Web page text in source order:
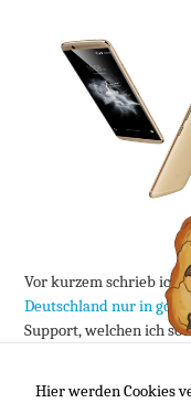
Vor kurzem schrieb ich
Deutschland nur in gold
Support, welchen ich
Nachricht gefragt habe.
Hier werden Cookies